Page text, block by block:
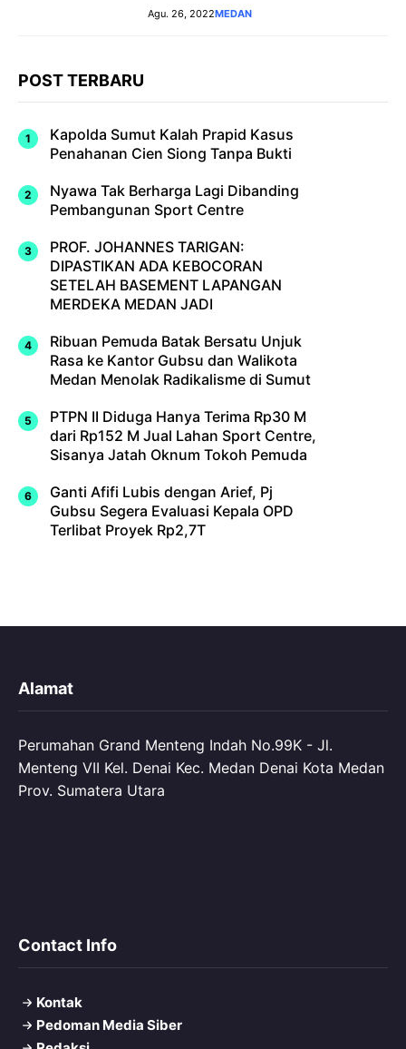
Agu. 26, 2022MEDAN
POST TERBARU
Kapolda Sumut Kalah Prapid Kasus
Penahanan Cien Siong Tanpa Bukti
Nyawa Tak Berharga Lagi Dibanding
Pembangunan Sport Centre
PROF. JOHANNES TARIGAN:
DIPASTIKAN ADA KEBOCORAN
SETELAH BASEMENT LAPANGAN
MERDEKA MEDAN JADI
Ribuan Pemuda Batak Bersatu Unjuk
Rasa ke Kantor Gubsu dan Walikota
Medan Menolak Radikalisme di Sumut
PTPN II Diduga Hanya Terima Rp30 M
dari Rp152 M Jual Lahan Sport Centre,
Sisanya Jatah Oknum Tokoh Pemuda
Ganti Afifi Lubis dengan Arief, Pj
Gubsu Segera Evaluasi Kepala OPD
Terlibat Proyek Rp2,7T
Alamat
Perumahan Grand Menteng Indah No.99K - Jl.
Menteng VII Kel. Denai Kec. Medan Denai Kota Medan
Prov. Sumatera Utara
Contact Info
Kontak
Pedoman Media Siber